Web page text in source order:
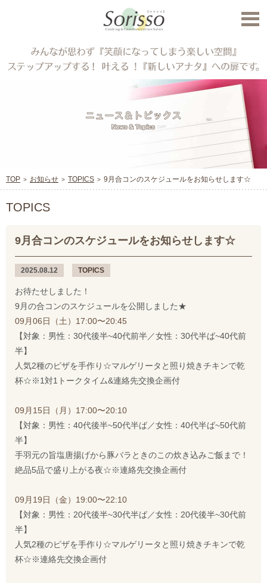
TOP お知らせ TOPICS 9月合コンのスケジュールをお知らせします☆
TOPICS
9月合コンのスケジュールをお知らせします☆
2025.08.12 TOPICS
お待たせしました！
9月の合コンのスケジュールを公開しました★
09月06日（土）17:00〜20:45
【対象：男性：30代後半~40代前半／女性：30代半ば~40代前
半】
人気2種のピザを手作り☆マルゲリータと照り焼きチキンで乾
杯☆※1対1トークタイム&連絡先交換企画付
09月15日（月）17:00〜20:10
【対象：男性：40代後半~50代半ば／女性：40代半ば~50代前
半】
手羽元の旨塩唐揚げから豚バラときのこの炊き込みご飯まで！
絶品5品で盛り上がる夜☆※連絡先交換企画付
09月19日（金）19:00〜22:10
【対象：男性：20代後半~30代半ば／女性：20代後半~30代前
半】
人気2種のピザを手作り☆マルゲリータと照り焼きチキンで乾
杯☆※連絡先交換企画付